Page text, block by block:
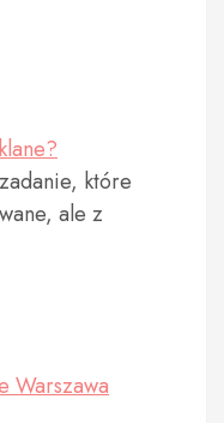
które
ale z
Warszawa